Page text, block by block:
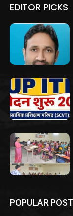
EDITOR PICKS
POPULAR